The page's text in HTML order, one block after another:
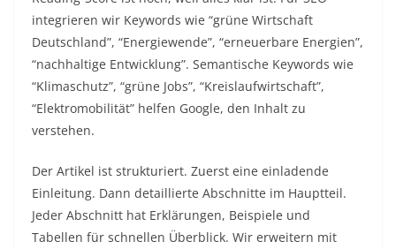
integrieren wir Keywords wie “grüne Wirtschaft
Deutschland”, “Energiewende”, “erneuerbare Energien”,
“nachhaltige Entwicklung”. Semantische Keywords wie
“Klimaschutz”, “grüne Jobs”, “Kreislaufwirtschaft”,
“Elektromobilität” helfen Google, den Inhalt zu
verstehen.
Der Artikel ist strukturiert. Zuerst eine einladende
Einleitung. Dann detaillierte Abschnitte im Hauptteil.
Jeder Abschnitt hat Erklärungen, Beispiele und
Tabellen für schnellen Überblick. Wir erweitern mit